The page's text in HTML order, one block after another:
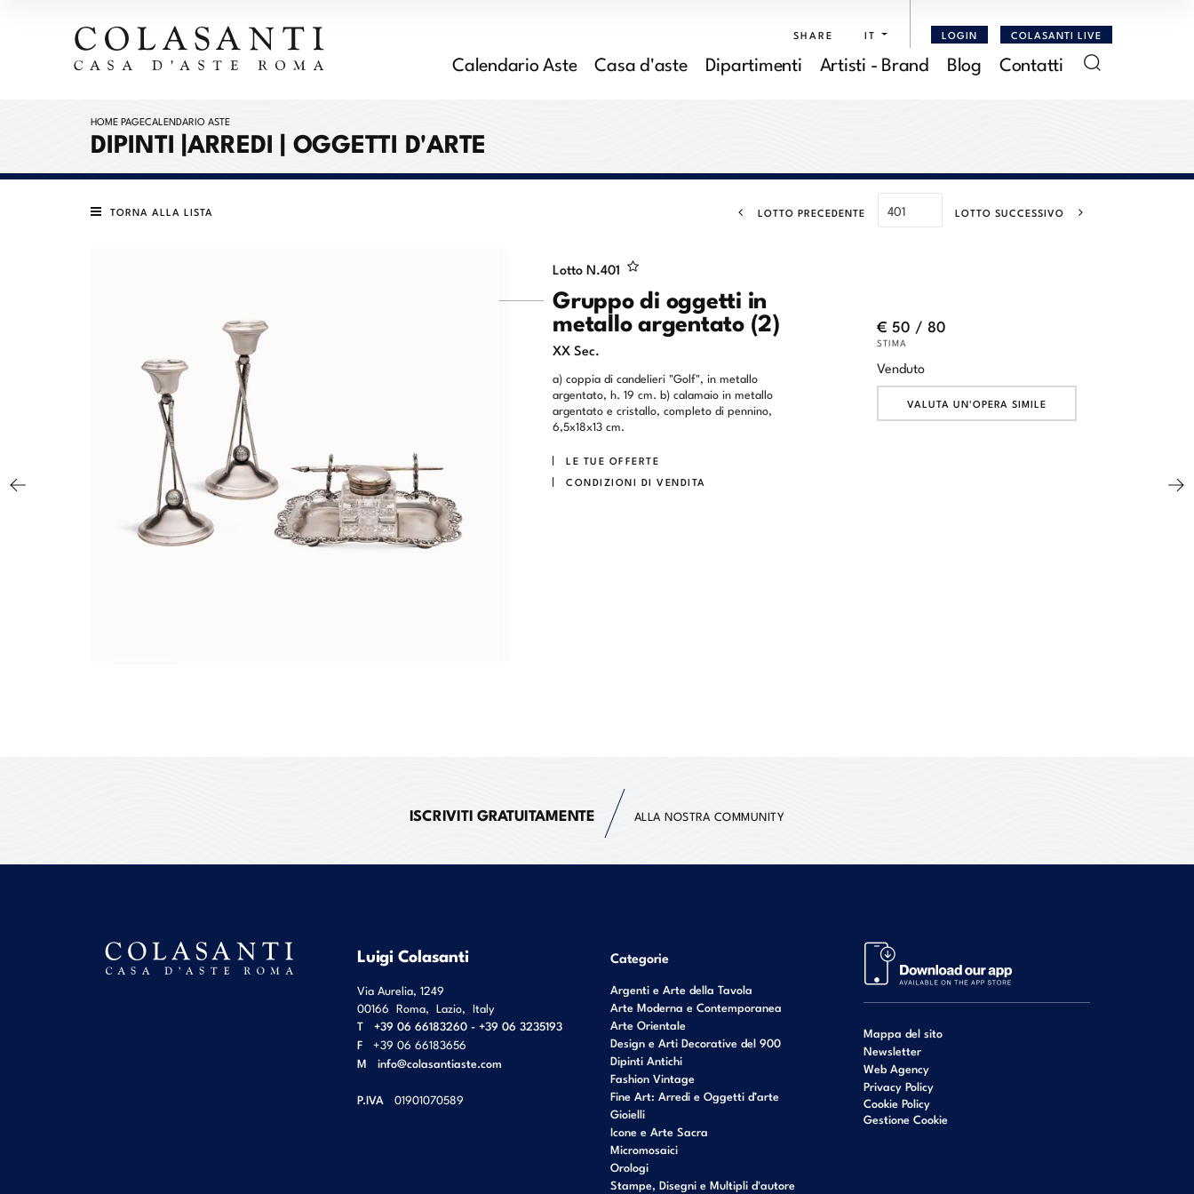
SHARE IT LOGIN COLASANTI LIVE
Calendario Aste Casa d'aste Dipartimenti Artisti - Brand Blog Contatti
HOME PAGECALENDARIO ASTE
DIPINTI |ARREDI | OGGETTI D'ARTE
TORNA ALLA LISTA LOTTO PRECEDENTE LOTTO SUCCESSIVO
Lotto N.401
Gruppo di oggetti in
metallo argentato (2)
XX Sec.
a) coppia di candelieri "Golf", in metallo
argentato, h. 19 cm. b) calamaio in metallo
argentato e cristallo, completo di pennino,
6,5x18x13 cm.
LE TUE OFFERTE
CONDIZIONI DI VENDITA
€ 50 / 80
STIMA
Venduto
VALUTA UN'OPERA SIMILE
ISCRIVITI GRATUITAMENTE ALLA NOSTRA COMMUNITY
Luigi Colasanti
Via Aurelia, 1249
00166 Roma, Lazio, Italy
T
+39 06 66183260 - +39 06 3235193
F
+39 06 66183656
M info@colasantiaste.com
P.IVA 01901070589
Categorie
Argenti e Arte della Tavola
Arte Moderna e Contemporanea
Arte Orientale
Design e Arti Decorative del 900
Dipinti Antichi
Fashion Vintage
Fine Art: Arredi e Oggetti d’arte
Gioielli
Icone e Arte Sacra
Micromosaici
Orologi
Stampe, Disegni e Multipli d'autore
Mappa del sito
Newsletter
Web Agency
Privacy Policy
Cookie Policy
Gestione Cookie